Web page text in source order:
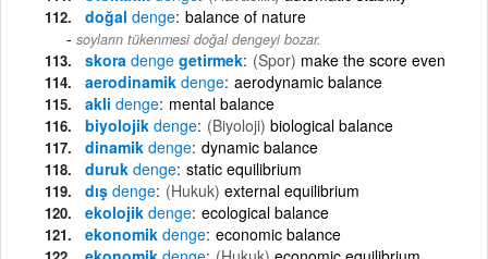
doğal denge balance of nature
soyların tükenmesi doğal dengeyi bozar.
skora denge getirmek (Spor) make the score even
aerodinamik denge aerodynamic balance
akli denge mental balance
biyolojik denge (Biyoloji) biological balance
dinamik denge dynamic balance
duruk denge static equilibrium
dış denge (Hukuk) external equilibrium
ekolojik denge ecological balance
ekonomik denge economic balance